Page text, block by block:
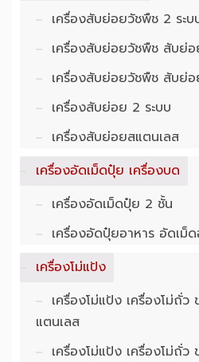
เครื่องสับย่อยวัชพืช 2 ระบ
เครื่องสับย่อยวัชพืช สับย่อ
เครื่องสับย่อยวัชพืช สับย่อ
เครื่องสับย่อย 2 ระบบ
เครื่องสับย่อยสแตนเลส
เครื่องอัดเม็ดปุ๋ย เครื่องบด
เครื่องอัดเม็ดปุ๋ย 2 ชั้น
เครื่องอัดปุ๋ยอาหาร อัดเม็
เครื่องโม่แป้ง
เครื่องโม่แป้ง เครื่องโม่ถั่
แตนเลส
เครื่องโม่แป้ง เครื่องโม่ถั่